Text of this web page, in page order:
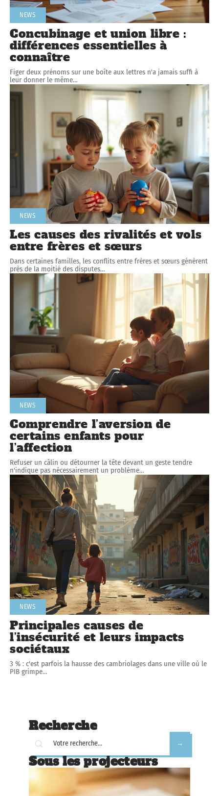
NEWS
Concubinage et union libre :
différences essentielles à
connaître
Figer deux prénoms sur une boîte aux lettres n'a jamais suffi à
leur donner le même…
NEWS
Les causes des rivalités et vols
entre frères et sœurs
Dans certaines familles, les conflits entre frères et sœurs génèrent
près de la moitié des disputes…
NEWS
Comprendre l’aversion de
certains enfants pour
l’affection
Refuser un câlin ou détourner la tête devant un geste tendre
n'indique pas nécessairement un problème…
NEWS
Principales causes de
l’insécurité et leurs impacts
sociétaux
3 % : c'est parfois la hausse des cambriolages dans une ville où le
PIB grimpe…
Recherche
Sous les projecteurs